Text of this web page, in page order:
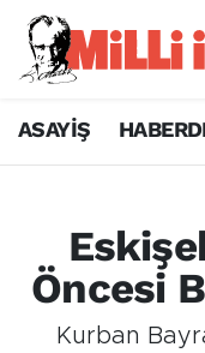
ASAYİŞ
Öncesi
Kurban